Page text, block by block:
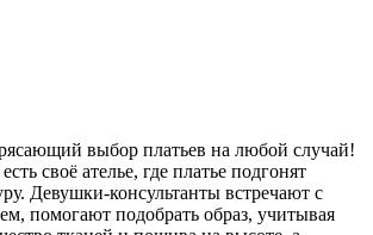
выбор платьев на любой случай!
своё ателье, где платье подгонят
Девушки-консультанты встречают с
помогают подобрать образ, учитывая